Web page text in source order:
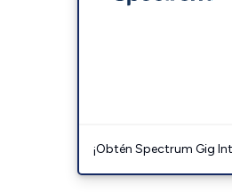
¡Obtén Spectrum Gig